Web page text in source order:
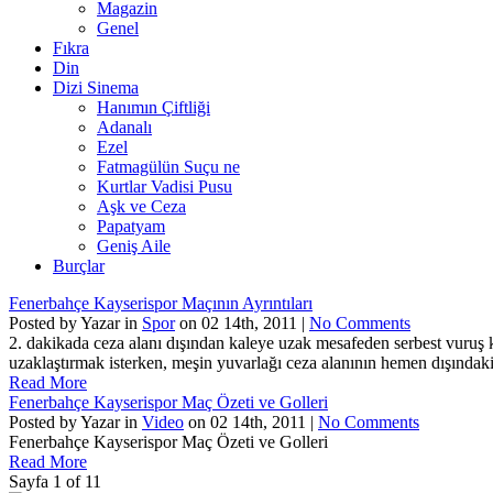
Magazin
Genel
Fıkra
Din
Dizi Sinema
Hanımın Çiftliği
Adanalı
Ezel
Fatmagülün Suçu ne
Kurtlar Vadisi Pusu
Aşk ve Ceza
Papatyam
Geniş Aile
Burçlar
Fenerbahçe Kayserispor Maçının Ayrıntıları
Posted by Yazar in Sporon 02 14th, 2011 | No Comments
2. dakikada ceza alanı dışından kaleye uzak mesafeden serbest
uzaklaştırmak isterken, meşin yuvarlağı ceza alanının hemen
Read More
Fenerbahçe Kayserispor Maç Özeti ve Golleri
Posted by Yazar in Video on 02 14th, 2011 | No Comments
Fenerbahçe Kayserispor Maç Özeti ve Golleri
Read More
Sayfa 1 of 11